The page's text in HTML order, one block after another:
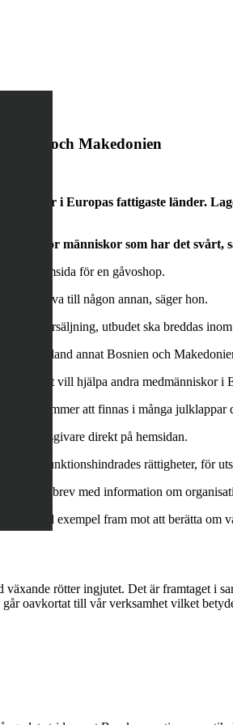
och Makedonien
i Europas fattigaste länder.
liv för människor som har det svårt,
hemsida för en gåvoshop.
en gåva till någon annan, säger hon.
till försäljning, utbudet ska breddas
i bland annat Bosnien och
aktivt vill hjälpa andra medmänniskor i
det kommer att finnas i många julklappar
månadsgivare direkt på hemsidan.
för funktionshindrades rättigheter, för
nyhetsbrev med information om
ser till exempel fram mot att berätta
rötter ingjutet. Det är framtaget i
oavkortat till vår verksamhet vilket